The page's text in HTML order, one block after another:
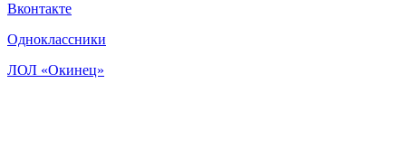
Вконтакте
Одноклассники
ЛОЛ «Окинец»